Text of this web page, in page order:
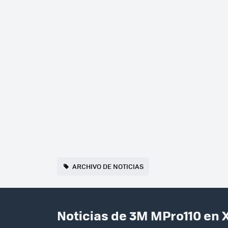
ARCHIVO DE NOTICIAS
Noticias de 3M MPro110 en